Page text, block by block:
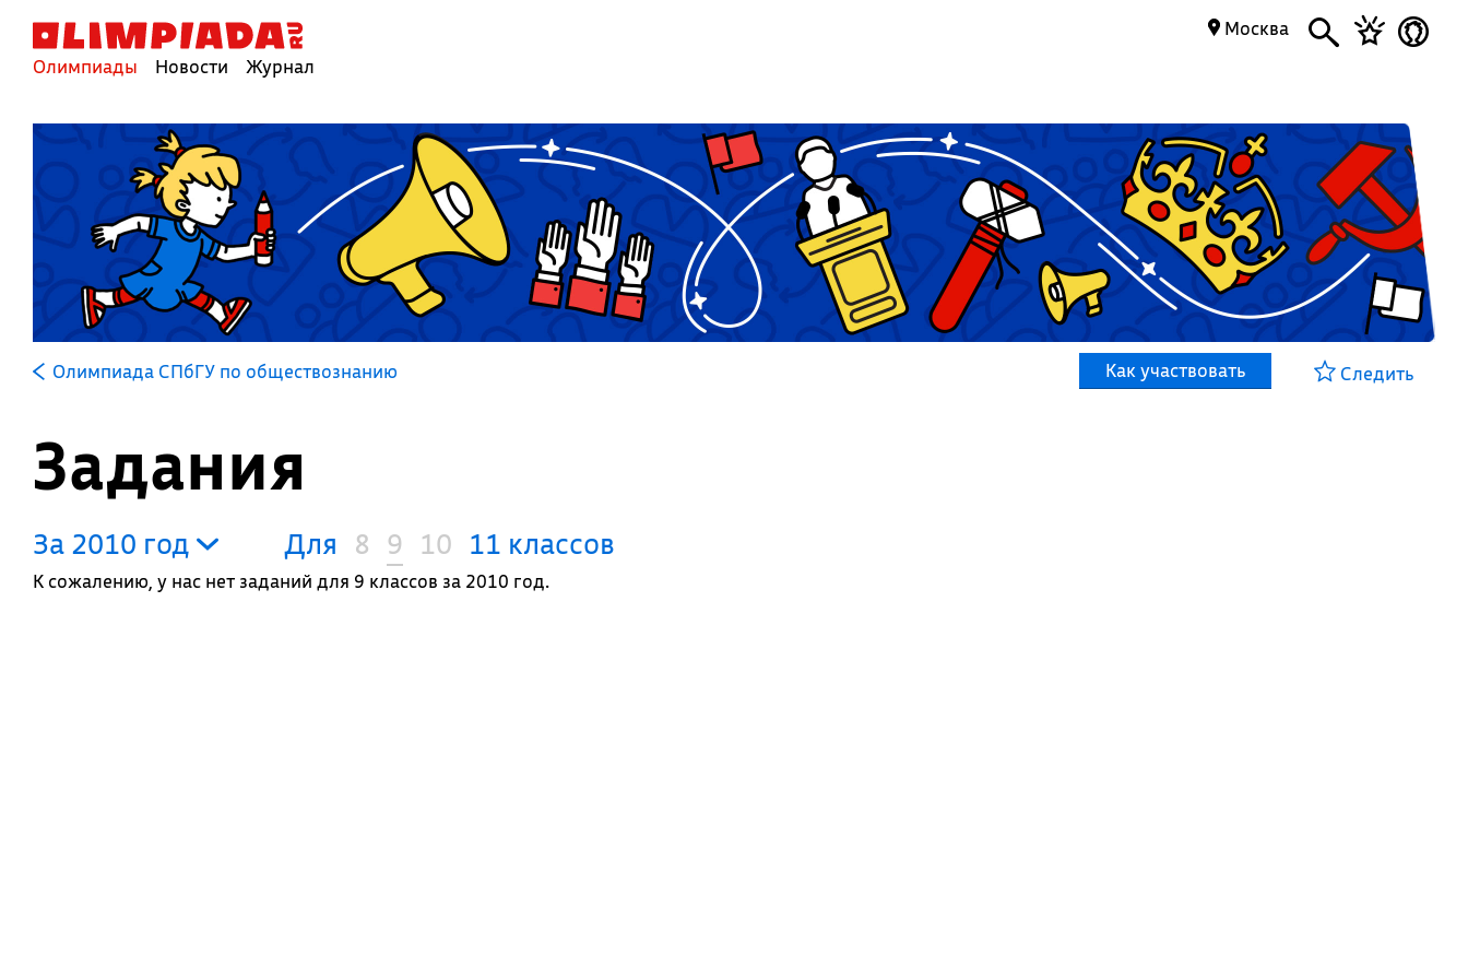
Олимпиады Новости Журнал
Москва
Олимпиада СПбГУ по обществознанию Как участвовать Следить
Задания
За 2010 год Для 8 9 10 11 классов
К сожалению, у нас нет заданий для 9 классов за 2010 год.